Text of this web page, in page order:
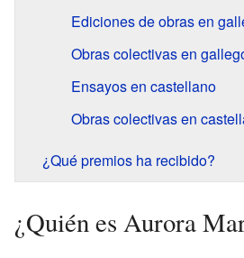
Ediciones de obras en
Obras colectivas en
Ensayos en castellano
Obras colectivas en
¿Qué premios ha recibido?
¿Quién es Aurora